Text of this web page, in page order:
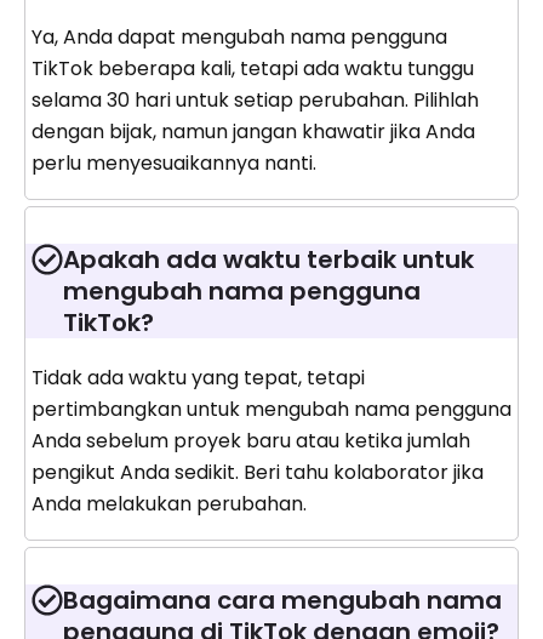
Ya, Anda dapat mengubah nama pengguna
TikTok beberapa kali, tetapi ada waktu tunggu
selama 30 hari untuk setiap perubahan. Pilihlah
dengan bijak, namun jangan khawatir jika Anda
perlu menyesuaikannya nanti.
Apakah ada waktu terbaik untuk
mengubah nama pengguna
TikTok?
Tidak ada waktu yang tepat, tetapi
pertimbangkan untuk mengubah nama pengguna
Anda sebelum proyek baru atau ketika jumlah
pengikut Anda sedikit. Beri tahu kolaborator jika
Anda melakukan perubahan.
Bagaimana cara mengubah nama
pengguna di TikTok dengan emoji?